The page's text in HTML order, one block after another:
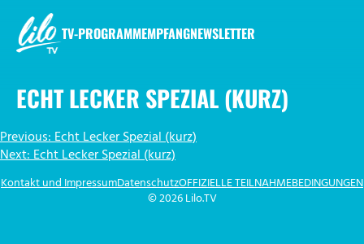
Inhalt
springen
TV-PROGRAMMEMPFANGNEWSLETTER
ECHT LECKER SPEZIAL (KURZ)
BEITRAGSNAVIGATION
Previous:Echt Lecker Spezial (kurz)
Next:Echt Lecker Spezial (kurz)
© 2026 Lilo.TV
Kontakt und ImpressumDatenschutzOFFIZIELLE TEILNAHMEBEDINGUNGEN